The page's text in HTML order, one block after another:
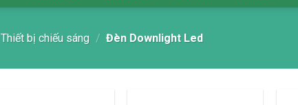
Thiết bị chiếu sáng / Đèn Downlight Led